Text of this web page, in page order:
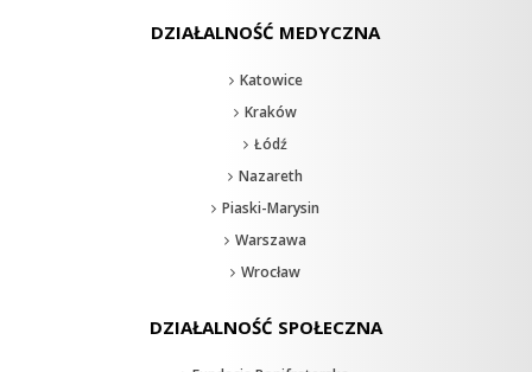
DZIAŁALNOŚĆ MEDYCZNA
Katowice
Kraków
Łódź
Nazareth
Piaski-Marysin
Warszawa
Wrocław
DZIAŁALNOŚĆ SPOŁECZNA